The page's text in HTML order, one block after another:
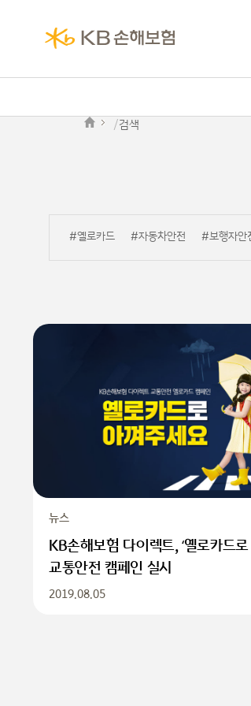
검색
#옐로카드 #자동차안전 #보행자안
뉴스
KB​손해보험 다이렉트, ‘옐로카드
교통안전 캠페인 실시​​​​​ ​
2019.08.05